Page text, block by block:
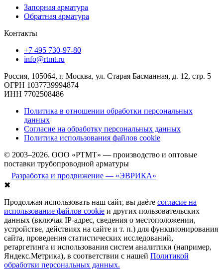
Запорная арматура
Обратная арматура
Контакты
+7 495 730-97-80
info@rtmt.ru
Россия, 105064, г. Москва, ул. Старая Басманная, д. 12, стр. 5
ОГРН 1037739994874
ИНН 7702508486
Политика в отношении обработки персональных
данных
Согласие на обработку персональных данных
Политика использования файлов cookie
© 2003–2026. ООО «РТМТ» — производство и оптовые
поставки трубопроводной арматуры
Разработка и продвижение — «ЭВРИКА»
✖
Продолжая использовать наш сайт, вы даёте согласие на
использование файлов cookie и других пользовательских
данных (включая IP-адрес, сведения о местоположении,
устройстве, действиях на сайте и т. п.) для функционирования
сайта, проведения статистических исследований,
ретаргетинга и использования систем аналитики (например,
Яндекс.Метрика), в соответствии с нашей Политикой
обработки персональных данных.